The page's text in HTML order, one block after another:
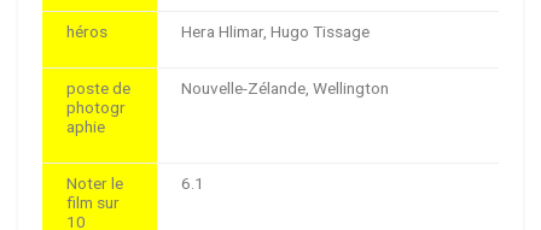
héros Hera Hlimar, Hugo Tissage
poste de
photogr
aphie
Nouvelle-Zélande, Wellington
Noter le
film sur
10
6.1